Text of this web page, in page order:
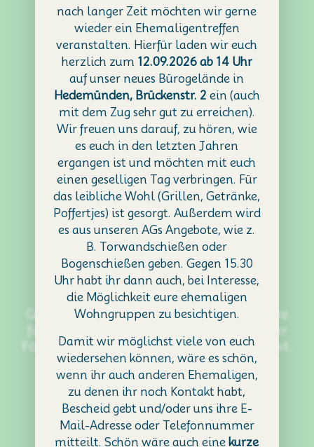
zusammen
wachsen
Gemeinsam gestalten wir geschützte Orte
für Kinder und Jugendliche mit optimaler
Förderung, die sie zusammenwachsen lässt.
Lernen Sie uns kennen
nach langer Zeit möchten wir gerne
wieder ein Ehemaligentreffen
veranstalten. Hierfür laden wir euch
herzlich zum 12.09.2026 ab 14 Uhr
auf unser neues Bürogelände in
Hedemünden, Brückenstr. 2 ein (auch
mit dem Zug sehr gut zu erreichen).
Wir freuen uns darauf, zu hören, wie
es euch in den letzten Jahren
ergangen ist und möchten mit euch
einen geselligen Tag verbringen. Für
das leibliche Wohl (Grillen, Getränke,
Poffertjes) ist gesorgt. Außerdem wird
es aus unseren AGs Angebote, wie z.
B. Torwandschießen oder
Bogenschießen geben. Gegen 15.30
Uhr habt ihr dann auch, bei Interesse,
die Möglichkeit eure ehemaligen
Wohngruppen zu besichtigen.
Damit wir möglichst viele von euch
wiedersehen können, wäre es schön,
wenn ihr auch anderen Ehemaligen,
zu denen ihr noch Kontakt habt,
Bescheid gebt und/oder uns ihre E-
Mail-Adresse oder Telefonnummer
mitteilt. Schön wäre auch einekurze